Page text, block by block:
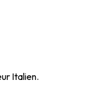
Italien.